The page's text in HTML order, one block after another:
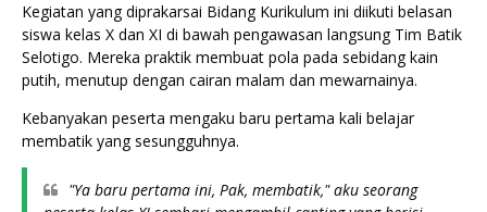
Kegiatan yang diprakarsai Bidang Kurikulum ini diikuti belasan
siswa kelas X dan XI di bawah pengawasan langsung Tim Batik
Selotigo. Mereka praktik membuat pola pada sebidang kain
putih, menutup dengan cairan malam dan mewarnainya.
Kebanyakan peserta mengaku baru pertama kali belajar
membatik yang sesungguhnya.
"Ya baru pertama ini, Pak, membatik," aku seorang